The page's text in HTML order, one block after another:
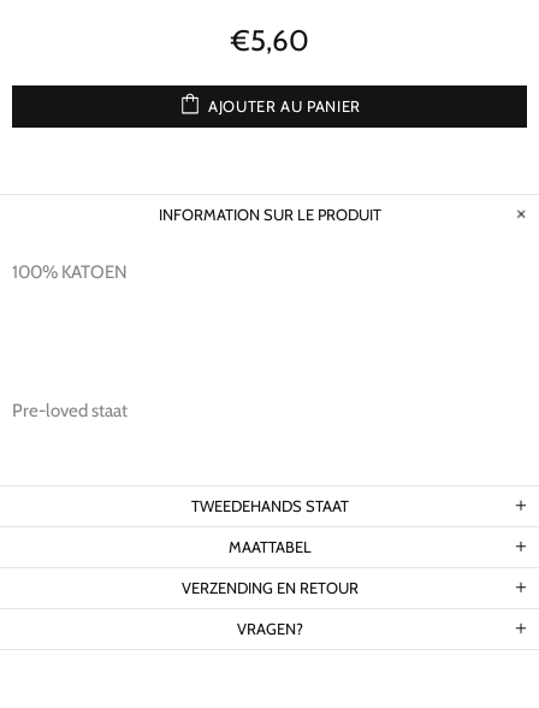
€5,60
AJOUTER AU PANIER
INFORMATION SUR LE PRODUIT
100% KATOEN
Pre-loved staat
TWEEDEHANDS STAAT
MAATTABEL
VERZENDING EN RETOUR
VRAGEN?